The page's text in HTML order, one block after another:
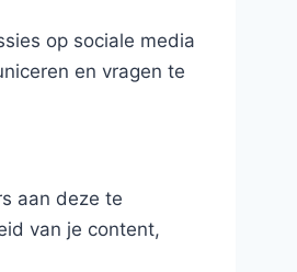
op sociale media
en vragen te
aan deze te
van je content,